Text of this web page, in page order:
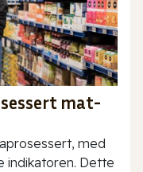
mat-
med
indikatoren. Dette